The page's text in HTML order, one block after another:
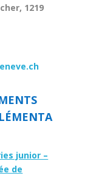
1219
junior –
de